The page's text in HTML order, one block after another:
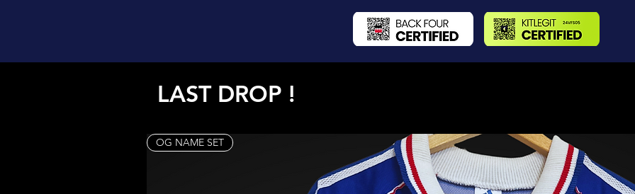
LAST DROP !
OG NAME SET